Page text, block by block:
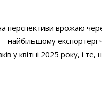
перспективи врожаю
найбільшому експортері
у квітні 2025 року, і те,